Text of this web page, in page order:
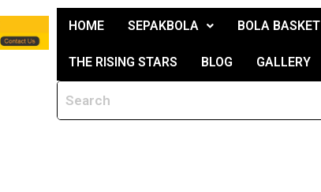
HOME SEPAKBOLA BOLA BASKET
THE RISING STARS BLOG GALLERY